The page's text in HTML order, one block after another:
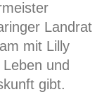
Landrat
mit Lilly
und
gibt.